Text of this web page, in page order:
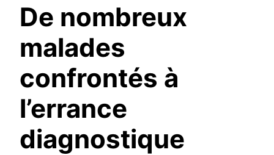
De nombreux
malades
confrontés à
l’errance
diagnostique